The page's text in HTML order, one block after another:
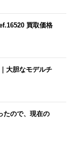
買取価格
大胆なモデルチ
たので、現在の